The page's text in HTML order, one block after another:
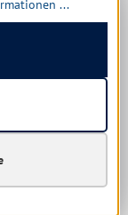
(34.88% gespart)
...